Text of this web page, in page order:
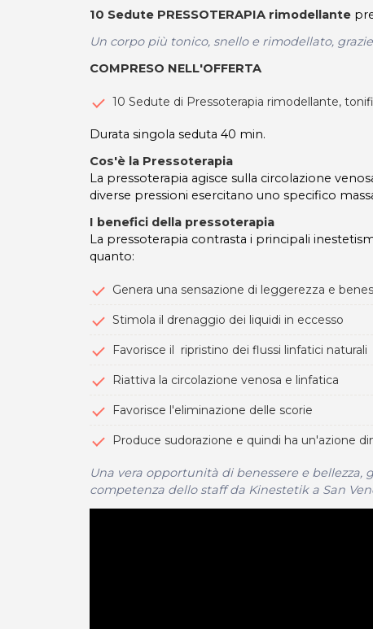
10 Sedute PRESSOTERAPIA rimodellante
Un corpo più tonico, snello e rimodellato,
COMPRESO NELL'OFFERTA
10 Sedute di Pressoterapia rimodellante,
Durata singola seduta 40 min.
Cos'è la Pressoterapia
La pressoterapia agisce sulla circolazione
diverse pressioni esercitano uno specifico
I benefici della pressoterapia
La pressoterapia contrasta i principali
quanto:
Genera una sensazione di leggerezza e
Stimola il drenaggio dei liquidi in eccesso
Favorisce il ripristino dei flussi linfatici naturali
Riattiva la circolazione venosa e linfatica
Favorisce l'eliminazione delle scorie
Produce sudorazione e quindi ha un'azione
Una vera opportunità di benessere e
competenza dello staff da Kinestetik a San